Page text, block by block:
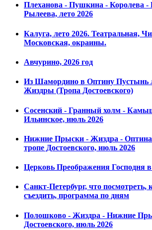
Плеханова - Пушкина - Королева -
Рылеева, лето 2026
Калуга, лето 2026. Театральная,
Московская, окраины.
Авчурино, 2026 год
Из Шамордино в Оптину Пустынь
Жиздры (Тропа Достоевского)
Сосенский - Гранный холм -
Ильинское, июль 2026
Нижние Прыски - Жиздра -
тропе Достоевского, июль 2026
Церковь Преображения Господня
Санкт-Петербург, что посмотреть,
съездить, программа по дням
Полошково - Жиздра - Нижние
Достоевского, июль 2026